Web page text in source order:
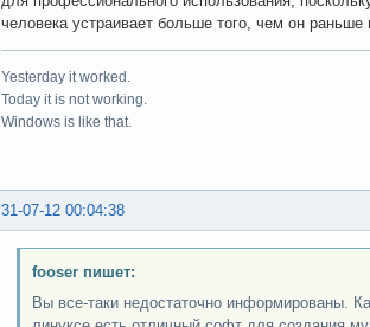
человека устраивает больше того, чем он
Yesterday it worked.
Today it is not working.
Windows is like that.
31-07-12 00:04:38
fooser пишет:
Вы все-таки недостаточно информированы.